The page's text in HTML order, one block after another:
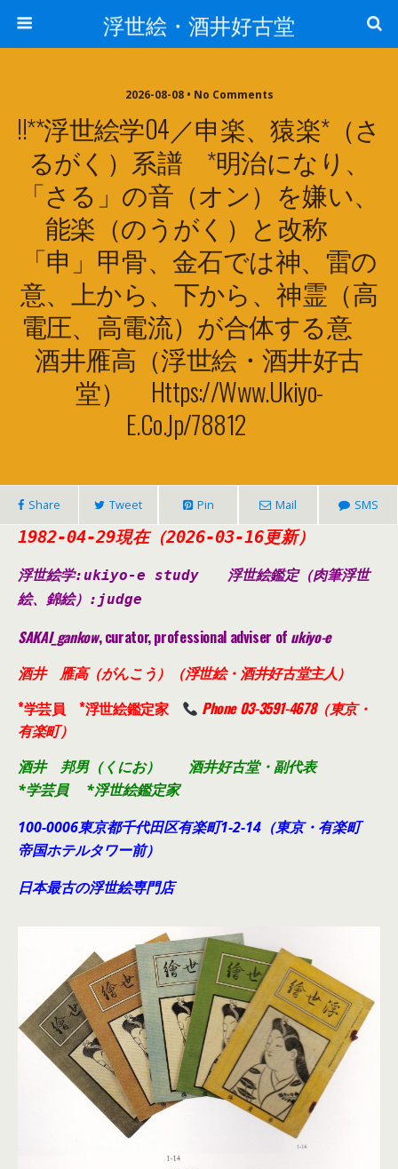
浮世絵・酒井好古堂
2026-08-08 • No Comments
!!**浮世絵学04／申楽、猿楽*（さ
るがく）系譜 *明治になり、
「さる」の音（オン）を嫌い、
能楽（のうがく）と改称
「申」甲骨、金石では神、雷の
意、上から、下から、神霊（高
電圧、高電流）が合体する意
酒井雁高（浮世絵・酒井好古
堂） Https://www.ukiyo-
E.co.jp/78812
Share Tweet Pin Mail SMS
1982-04-29現在（2026-03-16更新）
浮世絵学:ukiyo-e study 浮世絵鑑定（肉筆浮世
絵、錦絵） :judge
SAKAI_gankow, curator, professional adviser of ukiyo-e
酒井 雁高（がんこう）（浮世絵・酒井好古堂主人）
*学芸員 *浮世絵鑑定家
Phone 03-3591-4678（東京・
有楽町）
酒井 邦男（くにお） 酒井好古堂・副代表
*学芸員 *浮世絵鑑定家
100-0006東京都千代田区有楽町1-2-14（東京・有楽町
帝国ホテルタワー前）
日本最古の浮世絵専門店